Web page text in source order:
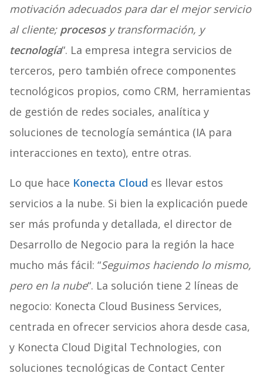
motivación adecuados para dar el mejor servicio
al cliente; procesosy transformación, y
tecnología“. La empresa integra servicios de
terceros, pero también ofrece componentes
tecnológicos propios, como CRM, herramientas
de gestión de redes sociales, analítica y
soluciones de tecnología semántica (IA para
interacciones en texto), entre otras.
Lo que hace Konecta Cloud es llevar estos
servicios a la nube. Si bien la explicación puede
ser más profunda y detallada, el director de
Desarrollo de Negocio para la región la hace
mucho más fácil: “Seguimos haciendo lo mismo,
pero en la nube“. La solución tiene 2 líneas de
negocio: Konecta Cloud Business Services,
centrada en ofrecer servicios ahora desde casa,
y Konecta Cloud Digital Technologies, con
soluciones tecnológicas de Contact Center